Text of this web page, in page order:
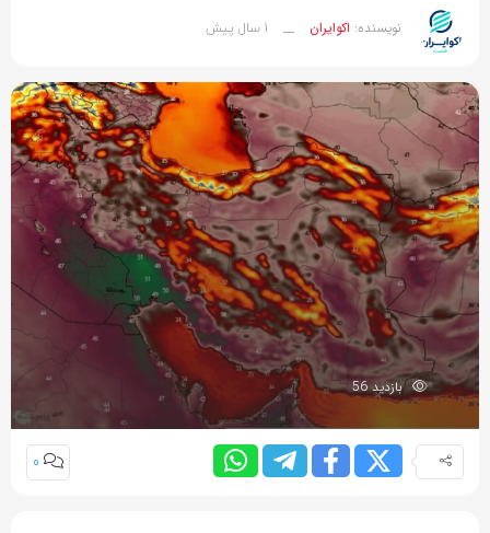
نویسنده: اکوایران __ 1 سال پیش
بازدید 56
0